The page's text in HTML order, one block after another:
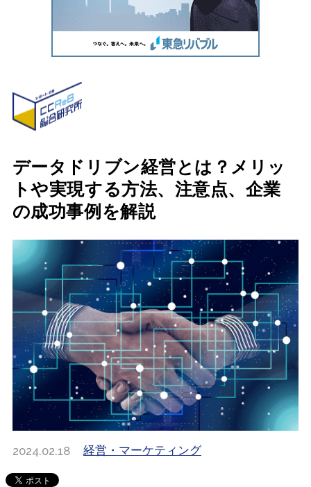
データドリブン経営とは？メリッ
トや実現する方法、注意点、企業
の成功事例を解説
2024.02.18 経営・マーケティング